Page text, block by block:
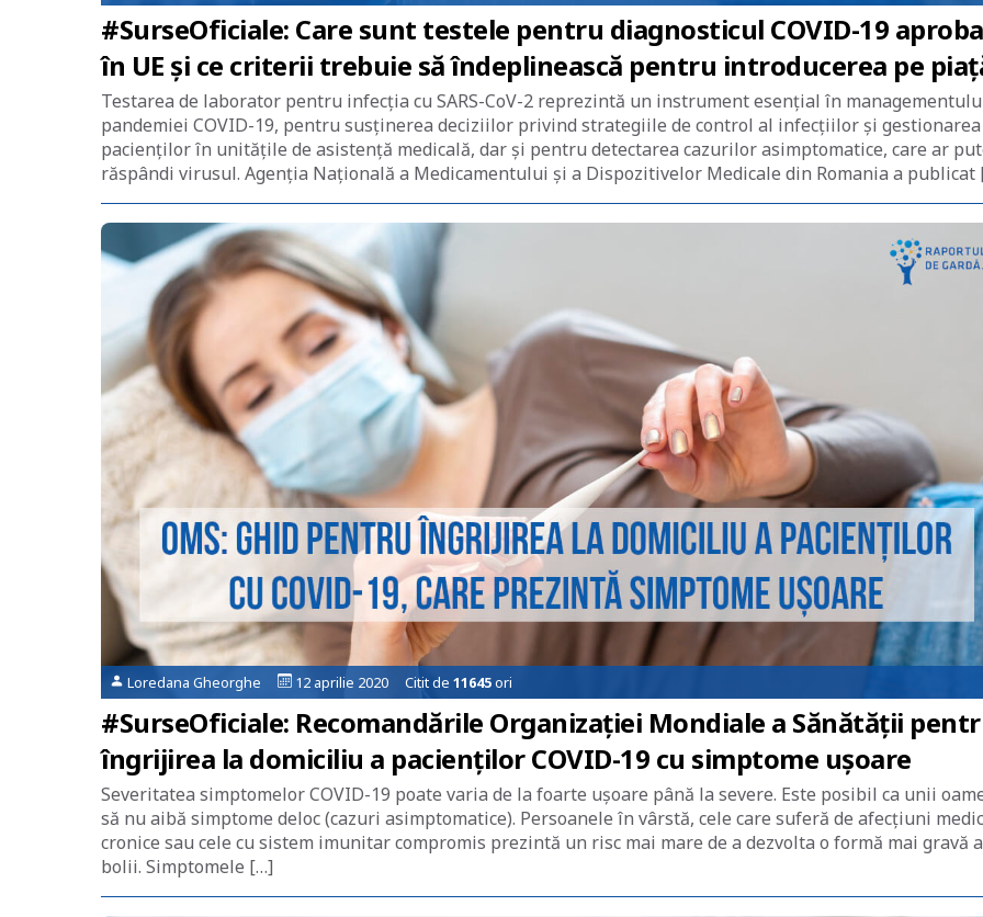
#SurseOficiale: Care sunt testele pentru diagnosticul COVID-19
în UE și ce criterii trebuie să îndeplinească pentru introducerea pe
Testarea de laborator pentru infecția cu SARS-CoV-2 reprezintă un instrument esențial în
pandemiei COVID-19, pentru susținerea deciziilor privind strategiile de control al infecțiilor și gestionarea
pacienților în unitățile de asistență medicală, dar și pentru detectarea cazurilor asimptomatice, care ar
răspândi virusul. Agenția Națională a Medicamentului și a Dispozitivelor Medicale din Romania a publicat
Loredana Gheorghe 12 aprilie 2020 Citit de 11645ori
#SurseOficiale: Recomandările Organizației Mondiale a Sănătății
îngrijirea la domiciliu a pacienților COVID-19 cu simptome ușoare
Severitatea simptomelor COVID-19 poate varia de la foarte ușoare până la severe. Este posibil ca unii
să nu aibă simptome deloc (cazuri asimptomatice). Persoanele în vârstă, cele care suferă de afecțiuni
cronice sau cele cu sistem imunitar compromis prezintă un risc mai mare de a dezvolta o formă mai gravă a
bolii. Simptomele […]